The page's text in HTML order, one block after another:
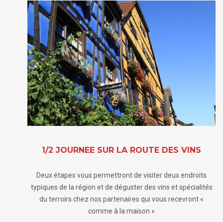
1/2 JOURNEE SUR LA ROUTE DES VINS
Deux étapes vous permettront de visiter deux endroits
typiques de la région et de déguster des vins et spécialités
du terroirs chez nos partenaires qui vous recevront «
comme à la maison »